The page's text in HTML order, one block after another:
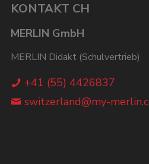
KONTAKT CH
MERLIN GmbH
MERLIN Didakt (Schulvertrieb)
+41 (55) 4426837
switzerland@my-